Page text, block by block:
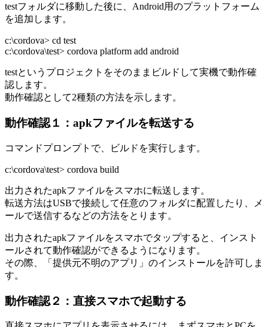
testフォルダに移動した後に、Android用のプラットフォーム
を追加します。
c:\cordova> cd test
c:\cordova\test> cordova platform add android
testというプロジェクトをそのままビルドして実機で動作確
認します。
動作確認として2種類の方法を示します。
動作確認１：apkファイルを転送する
コマンドプロンプトで、ビルドを実行します。
c:\cordova\test> cordova build
出力されたapkファイルをスマホに転送します。
転送方法はUSBで接続して任意のフォルダに配置したり、メ
ールで送信するなどの方法をとります。
出力されたapkファイルをスマホでタップすると、インスト
ールされて動作確認ができるようになります。
その際、「提供元不明のアプリ」のインストールを許可しま
す。
動作確認２：直接スマホで起動する